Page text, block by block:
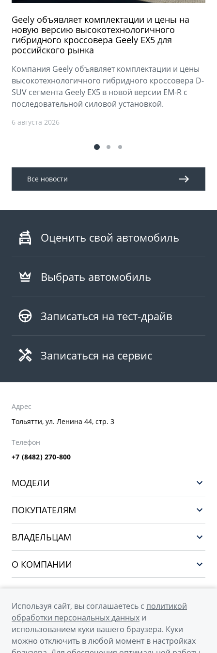
Geely объявляет комплектации и цены на
новую версию высокотехнологичного
гибридного кроссовера Geely EX5 для
российского рынка
Компания Geely объявляет комплектации и цены
высокотехнологичного гибридного кроссовера D-
SUV сегмента Geely EX5 в новой версии EM-R с
последовательной силовой установкой.
6 августа 2026
Все новости
Оценить свой автомобиль
Выбрать автомобиль
Записаться на тест-драйв
Записаться на сервис
Адрес
Тольятти, ул. Ленина 44, стр. 3
Телефон
+7 (8482) 270-800
МОДЕЛИ
EX5
PREFACE
CITYRAY
ATLAS
OKAVANGO
MONJARO
ПОКУПАТЕЛЯМ
ВЛАДЕЛЬЦАМ
О КОМПАНИИ
Новости
Наша команда
Правовая информация
Мы в соцсетях
Используя сайт, вы соглашаетесь с политикой
обработки персональных данных и
использованием куки вашего браузера. Куки
можно отключить в любой момент в настройках